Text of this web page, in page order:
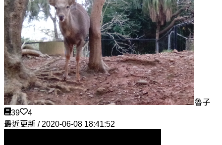
魯子
39
4
最近更新 / 2020-06-08 18:41:52